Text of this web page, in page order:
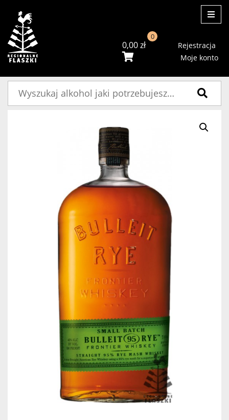
0,00zł
0
Rejestracja
Moje konto